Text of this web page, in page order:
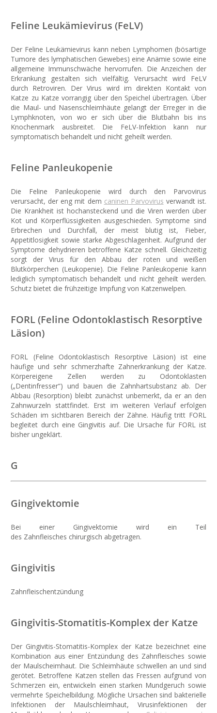
Feline Leukämievirus (FeLV)
Der Feline Leukämievirus kann neben Lymphomen (bösartige
Tumore des lymphatischen Gewebes) eine Anämie sowie eine
allgemeine Immunschwäche hervorrufen. Die Anzeichen der
Erkrankung gestalten sich vielfältig. Verursacht wird FeLV
durch Retroviren. Der Virus wird im direkten Kontakt von
Katze zu Katze vorrangig über den Speichel übertragen. Über
die Maul- und Nasenschleimhäute gelangt der Erreger in die
Lymphknoten, von wo er sich über die Blutbahn bis ins
Knochenmark ausbreitet. Die FeLV-Infektion kann nur
symptomatisch behandelt und nicht geheilt werden.
Feline Panleukopenie
Die Feline Panleukopenie wird durch den Parvovirus
verursacht, der eng mit dem caninen Parvovirus verwandt ist.
Die Krankheit ist hochansteckend und die Viren werden über
Kot und Körperflüssigkeiten ausgeschieden. Symptome sind
Erbrechen und Durchfall, der meist blutig ist, Fieber,
Appetitlosigkeit sowie starke Abgeschlagenheit. Aufgrund der
Symptome dehydrieren betroffene Katze schnell. Gleichzeitig
sorgt der Virus für den Abbau der roten und weißen
Blutkörperchen (Leukopenie). Die Feline Panleukopenie kann
lediglich symptomatisch behandelt und nicht geheilt werden.
Schutz bietet die frühzeitige Impfung von Katzenwelpen.
FORL (Feline Odontoklastisch Resorptive
Läsion)
FORL (Feline Odontoklastisch Resorptive Läsion) ist eine
häufige und sehr schmerzhafte Zahnerkrankung der Katze.
Körpereigene Zellen werden zu Odontoklasten
(„Dentinfresser“) und bauen die Zahnhartsubstanz ab. Der
Abbau (Resorption) bleibt zunächst unbemerkt, da er an den
Zahnwurzeln stattfindet. Erst im weiteren Verlauf erfolgen
Schäden im sichtbaren Bereich der Zähne. Häufig tritt FORL
begleitet durch eine Gingivitis auf. Die Ursache für FORL ist
bisher ungeklärt.
G
Gingivektomie
Bei einer Gingivektomie wird ein Teil
des Zahnfleisches chirurgisch abgetragen.
Gingivitis
Zahnfleischentzündung
Gingivitis-Stomatitis-Komplex der Katze
Der Gingivitis-Stomatitis-Komplex der Katze bezeichnet eine
Kombination aus einer Entzündung des Zahnfleisches sowie
der Maulscheimhaut. Die Schleimhäute schwellen an und sind
gerötet. Betroffene Katzen stellen das Fressen aufgrund von
Schmerzen ein, entwickeln einen starken Mundgeruch sowie
vermehrte Speichelbildung. Mögliche Ursachen sind bakterielle
Infektionen der Maulschleimhaut, Virusinfektionen der